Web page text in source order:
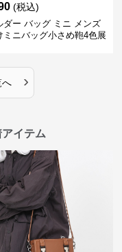
(税込)
ダー バッグ ミニ メンズ
ミニバッグ小さめ鞄4色展
へ ›
イテム